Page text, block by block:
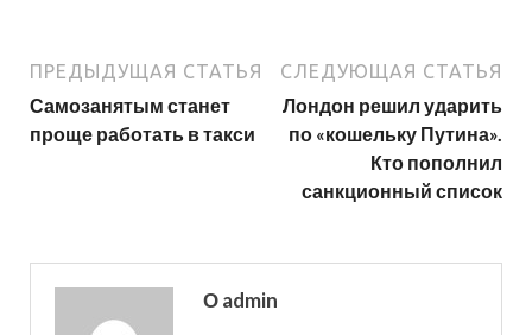
ПРЕДЫДУЩАЯ СТАТЬЯ
Самозанятым станет
проще работать в такси
СЛЕДУЮЩАЯ СТАТЬЯ
Лондон решил ударить
по «кошельку Путина».
Кто пополнил
санкционный список
О admin